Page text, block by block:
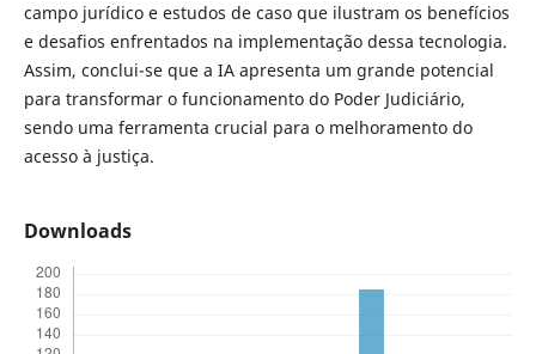
campo jurídico e estudos de caso que ilustram os benefícios
e desafios enfrentados na implementação dessa tecnologia.
Assim, conclui-se que a IA apresenta um grande potencial
para transformar o funcionamento do Poder Judiciário,
sendo uma ferramenta crucial para o melhoramento do
acesso à justiça.
Downloads